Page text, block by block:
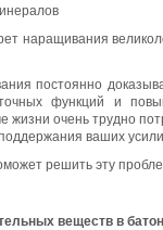
наращивания
постоянно
функций и
жизни очень трудно
ваших
решить эту
веществ в